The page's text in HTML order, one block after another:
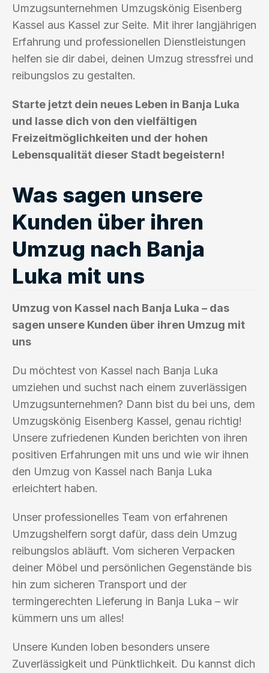
Umzugsunternehmen Umzugskönig Eisenberg
Kassel aus Kassel zur Seite. Mit ihrer langjährigen
Erfahrung und professionellen Dienstleistungen
helfen sie dir dabei, deinen Umzug stressfrei und
reibungslos zu gestalten.
Starte jetzt dein neues Leben in Banja Luka
und lasse dich von den vielfältigen
Freizeitmöglichkeiten und der hohen
Lebensqualität dieser Stadt begeistern!
Was sagen unsere
Kunden über ihren
Umzug nach Banja
Luka mit uns
Umzug von Kassel nach Banja Luka – das
sagen unsere Kunden über ihren Umzug mit
uns
Du möchtest von Kassel nach Banja Luka
umziehen und suchst nach einem zuverlässigen
Umzugsunternehmen? Dann bist du bei uns, dem
Umzugskönig Eisenberg Kassel, genau richtig!
Unsere zufriedenen Kunden berichten von ihren
positiven Erfahrungen mit uns und wie wir ihnen
den Umzug von Kassel nach Banja Luka
erleichtert haben.
Unser professionelles Team von erfahrenen
Umzugshelfern sorgt dafür, dass dein Umzug
reibungslos abläuft. Vom sicheren Verpacken
deiner Möbel und persönlichen Gegenstände bis
hin zum sicheren Transport und der
termingerechten Lieferung in Banja Luka – wir
kümmern uns um alles!
Unsere Kunden loben besonders unsere
Zuverlässigkeit und Pünktlichkeit. Du kannst dich